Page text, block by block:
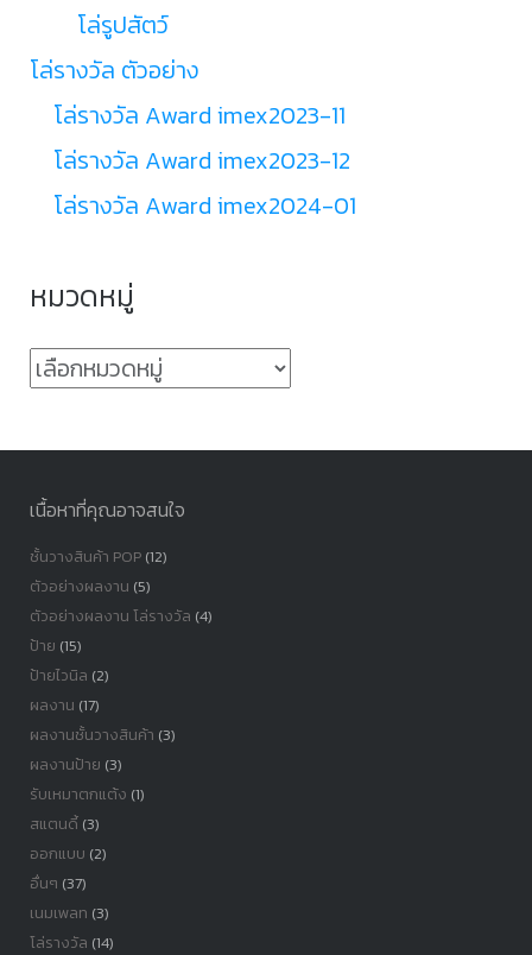
โล่รูปสัตว์
โล่รางวัล ตัวอย่าง
โล่รางวัล Award imex2023-11
โล่รางวัล Award imex2023-12
โล่รางวัล Award imex2024-01
หมวดหมู่
หมวด
เนื้อหาที่คุณอาจสนใจ
ชั้นวางสินค้า POP(12)
ตัวอย่างผลงาน (5)
ตัวอย่างผลงาน โล่รางวัล (4)
ป้าย (15)
ป้ายไวนิล (2)
ผลงาน (17)
ผลงานชั้นวางสินค้า (3)
ผลงานป้าย (3)
รับเหมาตกแต้ง (1)
สแตนดี้(3)
ออกแบบ (2)
อื่นๆ (37)
เนมเพลท (3)
โล่รางวัล (14)